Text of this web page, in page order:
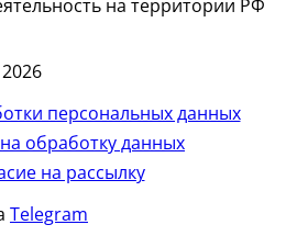
на территории РФ
персональных данных
обработку данных
на рассылку
Telegram